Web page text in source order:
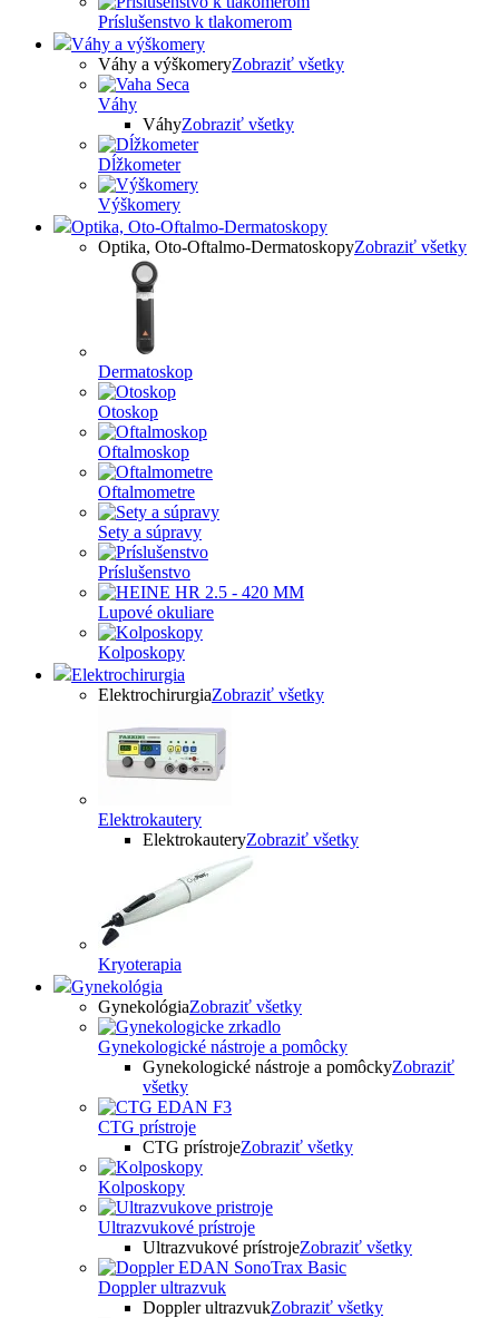
Príslušenstvo k tlakomerom
Váhy a výškomery
Váhy a výškomeryZobraziť všetky
Váhy
VáhyZobraziť všetky
Dĺžkometer
Výškomery
Optika, Oto-Oftalmo-Dermatoskopy
Optika, Oto-Oftalmo-DermatoskopyZobraziť všetky
Dermatoskop
Otoskop
Oftalmoskop
Oftalmometre
Sety a súpravy
Príslušenstvo
Lupové okuliare
Kolposkopy
Elektrochirurgia
ElektrochirurgiaZobraziť všetky
Elektrokautery
ElektrokauteryZobraziť všetky
Kryoterapia
Gynekológia
GynekológiaZobraziť všetky
Gynekologické nástroje a pomôcky
Gynekologické nástroje a pomôckyZobraziť
všetky
CTG prístroje
CTG prístrojeZobraziť všetky
Kolposkopy
Ultrazvukové prístroje
Ultrazvukové prístrojeZobraziť všetky
Doppler ultrazvuk
Doppler ultrazvukZobraziť všetky